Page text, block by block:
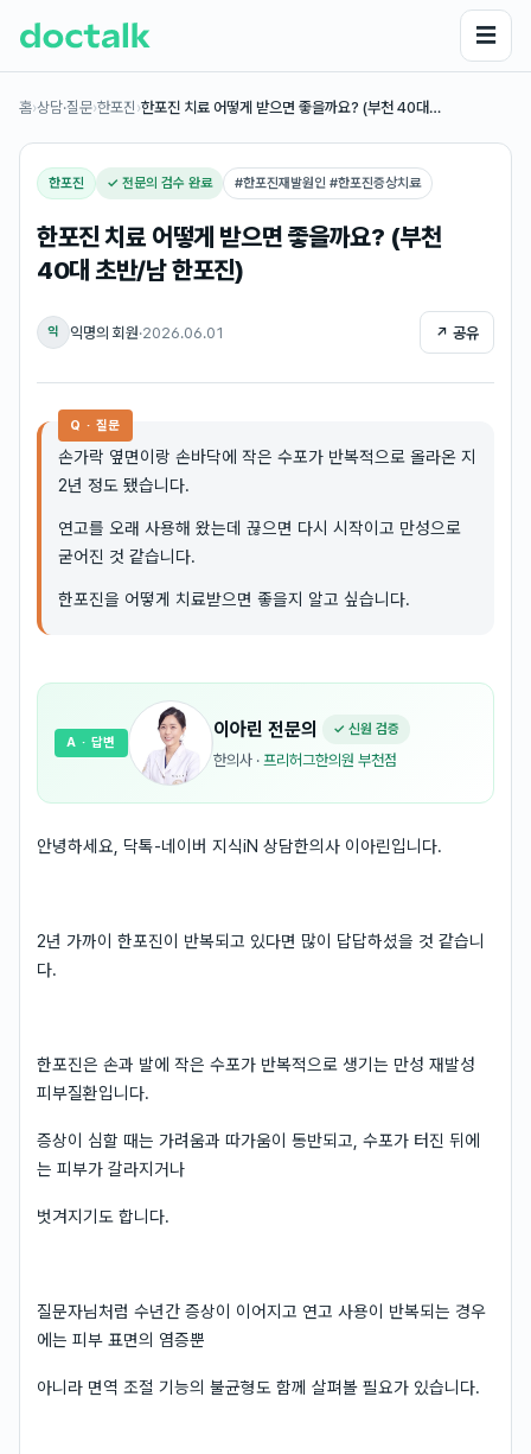
☰
홈›상담·질문›한포진 ›한포진 치료 어떻게 받으면 좋을까요? (부천 40대…
한포진 ✓ 전문의 검수 완료 #한포진재발원인 #한포진증상치료
한포진 치료 어떻게 받으면 좋을까요? (부천
40대 초반/남 한포진)
익 익명의 회원·2026.06.01 ↗ 공유
Q · 질문
손가락 옆면이랑 손바닥에 작은 수포가 반복적으로 올라온 지
2년 정도 됐습니다.
연고를 오래 사용해 왔는데 끊으면 다시 시작이고 만성으로
굳어진 것 같습니다.
한포진을 어떻게 치료받으면 좋을지 알고 싶습니다.
이아린 전문의 ✓ 신원 검증
한의사 · 프리허그한의원 부천점
A · 답변
안녕하세요, 닥톡-네이버 지식iN 상담한의사 이아린입니다.
2년 가까이 한포진이 반복되고 있다면 많이 답답하셨을 것 같습니
다.
한포진은 손과 발에 작은 수포가 반복적으로 생기는 만성 재발성
피부질환입니다.
증상이 심할 때는 가려움과 따가움이 동반되고, 수포가 터진 뒤에
는 피부가 갈라지거나
벗겨지기도 합니다.
질문자님처럼 수년간 증상이 이어지고 연고 사용이 반복되는 경우
에는 피부 표면의 염증뿐
아니라 면역 조절 기능의 불균형도 함께 살펴볼 필요가 있습니다.